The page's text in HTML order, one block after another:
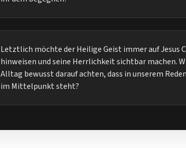
Letztlich möchte der Heilige Geist immer auf Jesus
hinweisen und seine Herrlichkeit sichtbar machen.
Alltag bewusst darauf achten, dass in unserem
im Mittelpunkt steht?